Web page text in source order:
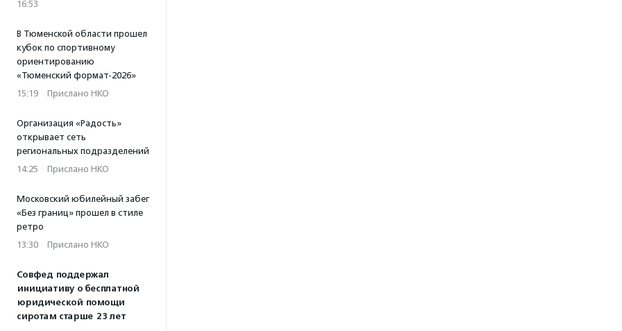
16:53
В Тюменской области прошел
кубок по спортивному
ориентированию
«Тюменский формат-2026»
15:19 · Прислано НКО
Организация «Радость»
открывает сеть
региональных подразделений
14:25 · Прислано НКО
Московский юбилейный забег
«Без границ» прошел в стиле
ретро
13:30 · Прислано НКО
Совфед поддержал
инициативу о бесплатной
юридической помощи
сиротам старше 23 лет